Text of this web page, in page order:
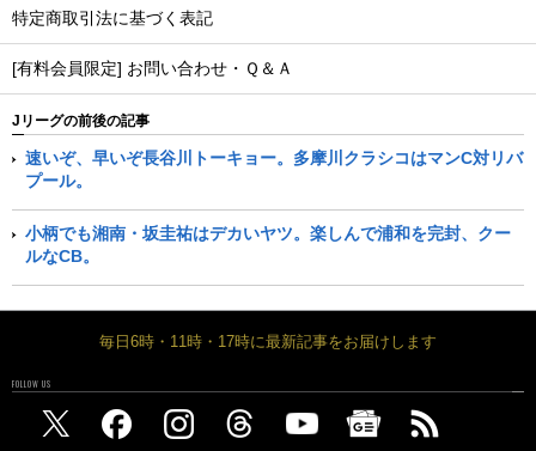
特定商取引法に基づく表記
[有料会員限定] お問い合わせ・Ｑ＆Ａ
Jリーグの前後の記事
速いぞ、早いぞ長谷川トーキョー。多摩川クラシコはマンC対リバ
プール。
小柄でも湘南・坂圭祐はデカいヤツ。楽しんで浦和を完封、クー
ルなCB。
毎日6時・11時・17時に最新記事をお届けします
FOLLOW US